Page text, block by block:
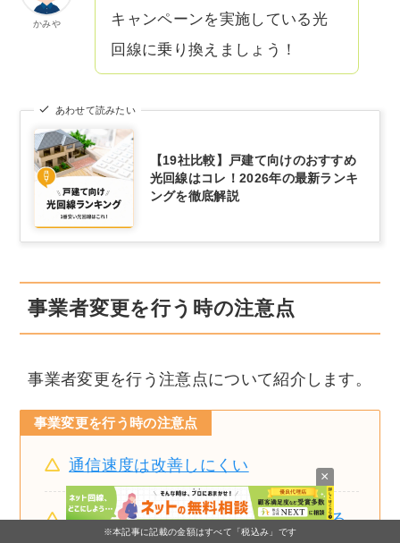
※本記事に記載の金額はすべて「税込み」です
×
かみや
キャンペーンを実施している光
回線に乗り換えましょう！
あわせて読みたい
【19社比較】戸建て向けのおすすめ
光回線はコレ！2026年の最新ランキ
ングを徹底解説
事業者変更を行う時の注意点
事業者変更を行う注意点について紹介します。
事業変更を行う時の注意点
通信速度は改善しにくい
切替月は二重請求される可能性がある